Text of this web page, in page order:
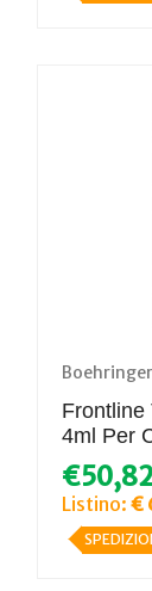
Frontline
4ml Per
Listino: €